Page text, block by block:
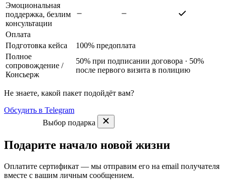
Эмоциональная
поддержка, безлим
консультации
Оплата
Подготовка кейса
100% предоплата
Полное
сопровождение /
Консьерж
50% при подписании договора · 50%
после первого визита в полицию
Не знаете, какой пакет подойдёт вам?
Обсудить в Telegram
Выбор подарка
Подарите начало новой жизни
Оплатите сертификат — мы отправим его на email получателя
вместе с вашим личным сообщением.